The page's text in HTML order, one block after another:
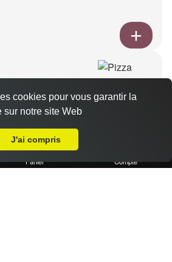
miel, emmental
Panier Compte
cookies pour vous garantir la
sur notre site Web
J'ai compris